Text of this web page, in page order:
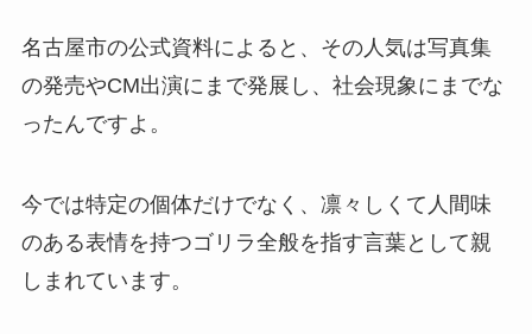
名古屋市の公式資料によると、その人気は写真集
の発売やCM出演にまで発展し、社会現象にまでな
ったんですよ。
今では特定の個体だけでなく、凛々しくて人間味
のある表情を持つゴリラ全般を指す言葉として親
しまれています。